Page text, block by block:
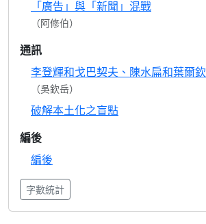
「廣告」與「新聞」混戰
（阿修伯）
通訊
李登輝和戈巴契夫、陳水扁和葉爾欽
（吳欽岳）
破解本土化之盲點
編後
編後
字數統計